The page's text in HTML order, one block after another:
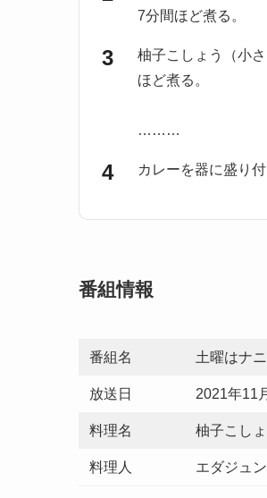
7分間ほど煮る。
柚子こしょう（小
ほど煮る。
………
カレーを器に盛り
番組情報
番組名 土曜はナ
放送日 2021年11
料理名 柚子こし
料理人 エダジュン